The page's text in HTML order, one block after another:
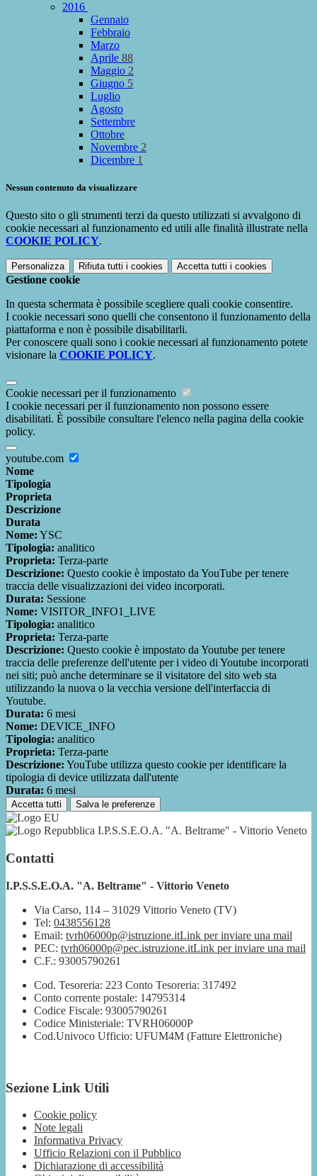
2016
Gennaio
Febbraio
Marzo
Aprile 88
Maggio 2
Giugno 5
Luglio
Agosto
Settembre
Ottobre
Novembre 2
Dicembre 1
Nessun contenuto da visualizzare
Questo sito o gli strumenti terzi da questo utilizzati si avvalgono di
cookie necessari al funzionamento ed utili alle finalità illustrate nella
COOKIE POLICY.
Personalizza Rifiuta tutti i cookies Accetta tutti i cookies
Gestione cookie
In questa schermata è possibile scegliere quali cookie consentire.
I cookie necessari sono quelli che consentono il funzionamento della
piattaforma e non è possibile disabilitarli.
Per conoscere quali sono i cookie necessari al funzionamento potete
visionare la COOKIE POLICY.
Cookie necessari per il funzionamento
I cookie necessari per il funzionamento non possono essere
disabilitati. È possibile consultare l'elenco nella pagina della cookie
policy.
youtube.com
Nome
Tipologia
Proprieta
Descrizione
Durata
Nome: YSC
Tipologia: analitico
Proprieta: Terza-parte
Descrizione: Questo cookie è impostato da YouTube per tenere
traccia delle visualizzazioni dei video incorporati.
Durata: Sessione
Nome: VISITOR_INFO1_LIVE
Tipologia: analitico
Proprieta: Terza-parte
Descrizione: Questo cookie è impostato da Youtube per tenere
traccia delle preferenze dell'utente per i video di Youtube incorporati
nei siti; può anche determinare se il visitatore del sito web sta
utilizzando la nuova o la vecchia versione dell'interfaccia di
Youtube.
Durata: 6 mesi
Nome: DEVICE_INFO
Tipologia: analitico
Proprieta: Terza-parte
Descrizione: YouTube utilizza questo cookie per identificare la
tipologia di device utilizzata dall'utente
Durata: 6 mesi
Accetta tutti Salva le preferenze
I.P.S.S.E.O.A. "A. Beltrame" - Vittorio Veneto
Contatti
I.P.S.S.E.O.A. "A. Beltrame" - Vittorio Veneto
Via Carso, 114 – 31029 Vittorio Veneto (TV)
Tel: 0438556128
Email: tvrh06000p@istruzione.itLink per inviare una mail
PEC: tvrh06000p@pec.istruzione.itLink per inviare una mail
C.F.: 93005790261
Cod. Tesoreria: 223 Conto Tesoreria: 317492
Conto corrente postale: 14795314
Codice Fiscale: 93005790261
Codice Ministeriale: TVRH06000P
Cod.Univoco Ufficio: UFUM4M (Fatture Elettroniche)
Sezione Link Utili
Cookie policy
Note legali
Informativa Privacy
Ufficio Relazioni con il Pubblico
Dichiarazione di accessibilità